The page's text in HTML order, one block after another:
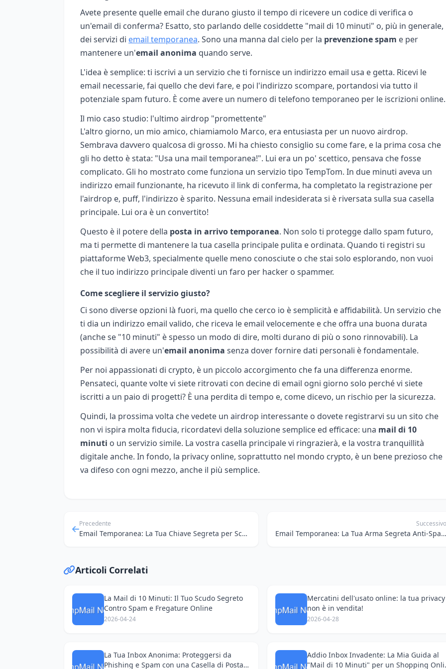
Avete presente quelle email che durano giusto il tempo di ricevere un codice di verifica o
un'email di conferma? Esatto, sto parlando delle cosiddette "mail di 10 minuti" o, più in generale,
dei servizi di email temporanea. Sono una manna dal cielo per la prevenzione spam e per
mantenere un'email anonima quando serve.
L'idea è semplice: ti iscrivi a un servizio che ti fornisce un indirizzo email usa e getta. Ricevi le
email necessarie, fai quello che devi fare, e poi l'indirizzo scompare, portandosi via tutto il
potenziale spam futuro. È come avere un numero di telefono temporaneo per le iscrizioni online.
Il mio caso studio: l'ultimo airdrop "promettente"
L'altro giorno, un mio amico, chiamiamolo Marco, era entusiasta per un nuovo airdrop.
Sembrava davvero qualcosa di grosso. Mi ha chiesto consiglio su come fare, e la prima cosa che
gli ho detto è stata: "Usa una mail temporanea!". Lui era un po' scettico, pensava che fosse
complicato. Gli ho mostrato come funziona un servizio tipo TempTom. In due minuti aveva un
indirizzo email funzionante, ha ricevuto il link di conferma, ha completato la registrazione per
l'airdrop e, puff, l'indirizzo è sparito. Nessuna email indesiderata si è riversata sulla sua casella
principale. Lui ora è un convertito!
Questo è il potere della posta in arrivo temporanea. Non solo ti protegge dallo spam futuro,
ma ti permette di mantenere la tua casella principale pulita e ordinata. Quando ti registri su
piattaforme Web3, specialmente quelle meno conosciute o che stai solo esplorando, non vuoi
che il tuo indirizzo principale diventi un faro per hacker o spammer.
Come scegliere il servizio giusto?
Ci sono diverse opzioni là fuori, ma quello che cerco io è semplicità e affidabilità. Un servizio che
ti dia un indirizzo email valido, che riceva le email velocemente e che offra una buona durata
(anche se "10 minuti" è spesso un modo di dire, molti durano di più o sono rinnovabili). La
possibilità di avere un'email anonima senza dover fornire dati personali è fondamentale.
Per noi appassionati di crypto, è un piccolo accorgimento che fa una differenza enorme.
Pensateci, quante volte vi siete ritrovati con decine di email ogni giorno solo perché vi siete
iscritti a un paio di progetti? È una perdita di tempo e, come dicevo, un rischio per la sicurezza.
Quindi, la prossima volta che vedete un airdrop interessante o dovete registrarvi su un sito che
non vi ispira molta fiducia, ricordatevi della soluzione semplice ed efficace: una mail di 10
minuti o un servizio simile. La vostra casella principale vi ringrazierà, e la vostra tranquillità
digitale anche. In fondo, la privacy online, soprattutto nel mondo crypto, è un bene prezioso che
va difeso con ogni mezzo, anche il più semplice.
Precedente
Email Temporanea: La Tua Chiave Segreta per Sconti Studenti e Wi-Fi Pubblico Senza Stress
Successivo
Email Temporanea: La Tua Arma Segreta Anti-Spam e per Sconti da Studente
Articoli Correlati
La Mail di 10 Minuti: Il Tuo Scudo Segreto
Contro Spam e Fregature Online
2026-04-24
Mercatini dell'usato online: la tua privacy
non è in vendita!
2026-04-28
La Tua Inbox Anonima: Proteggersi da
Phishing e Spam con una Casella di Posta
Addio Inbox Invadente: La Mia Guida al
"Mail di 10 Minuti" per un Shopping